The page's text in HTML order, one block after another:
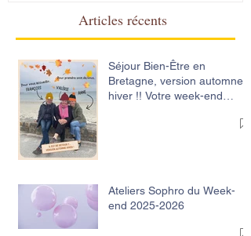
Articles récents
Séjour Bien-Être en
Bretagne, version automne-
hiver !! Votre week-end
Ateliers Sophro du Week-
end 2025-2026